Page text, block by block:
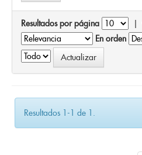
Resultados por página |
En orden
Resultados 1-1 de 1.